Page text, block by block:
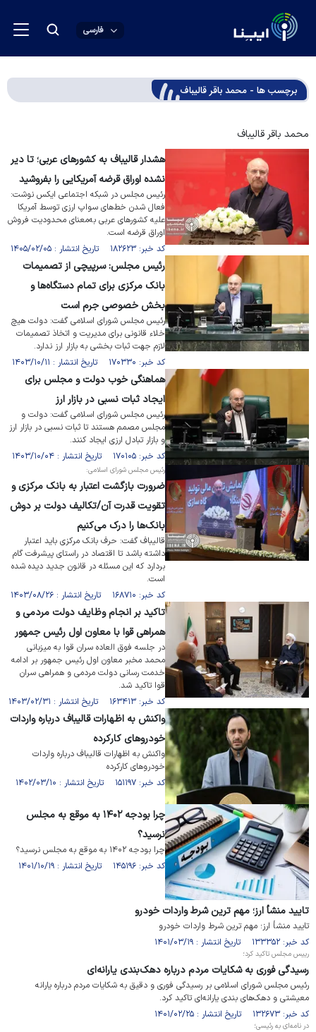
فارسی
برچسب ها - محمد باقر قالیباف
محمد باقر قالیباف
هشدار قالیباف به کشورهای عربی؛ تا دیر
نشده اوراق قرضه آمریکایی را بفروشید
رئیس مجلس در شبکه اجتماعی ایکس نوشت:
فعال شدن خط‌های سواپ ارزی توسط آمریکا
علیه کشورهای عربی به‌معنای محدودیت فروش
اوراق قرضه است.
کد خبر: ۱۸۲۶۲۳ تاریخ انتشار : ۱۴۰۵/۰۲/۰۵
رئیس مجلس: سرپیچی از تصمیمات
بانک مرکزی برای تمام دستگاه‌ها و
بخش خصوصی جرم است
رئیس مجلس شورای اسلامی گفت: دولت هیچ
خلاء قانونی برای مدیریت و اتخاذ تصمیمات
لازم جهت ثبات بخشی به بازار ارز ندارد.
کد خبر: ۱۷۰۳۳۰ تاریخ انتشار : ۱۴۰۳/۱۰/۱۱
هماهنگی خوب دولت و مجلس برای
ایجاد ثبات نسبی در بازار ارز
رئیس مجلس شورای اسلامی گفت: دولت و
مجلس مصمم هستند تا ثبات نسبی در بازار ارز
و بازار تبادل ارزی ایجاد کنند.
کد خبر: ۱۷۰۱۰۵ تاریخ انتشار : ۱۴۰۳/۱۰/۰۴
رئیس مجلس شورای اسلامی:
ضرورت بازگشت اعتبار به بانک مرکزی و
تقویت قدرت آن/تکالیف دولت بر دوش
بانک‌ها را درک می‌کنیم
قالیباف گفت: حرف بانک مرکزی باید اعتبار
داشته باشد تا اقتصاد در راستای پیشرفت گام
بردارد که این مسئله در قانون جدید دیده شده
است.
کد خبر: ۱۶۸۷۱۰ تاریخ انتشار : ۱۴۰۳/۰۸/۲۶
تاکید بر انجام وظایف دولت مردمی و
همراهی قوا با معاون اول رئیس جمهور
در جلسه فوق العاده سران قوا به میزبانی
محمد مخبر معاون اول رئیس جمهور بر ادامه
خدمت رسانی دولت مردمی و همراهی سران
قوا تاکید شد.
کد خبر: ۱۶۳۴۱۳ تاریخ انتشار : ۱۴۰۳/۰۲/۳۱
واکنش به اظهارات قالیباف درباره واردات
خودروهای کارکرده
واکنش به اظهارات قالیباف درباره واردات
خودروهای کارکرده
کد خبر: ۱۵۱۱۹۷ تاریخ انتشار : ۱۴۰۲/۰۳/۱۰
چرا بودجه ۱۴۰۲ به موقع به مجلس
نرسید؟
چرا بودجه ۱۴۰۲ به موقع به مجلس نرسید؟
کد خبر: ۱۴۵۱۹۶ تاریخ انتشار : ۱۴۰۱/۱۰/۱۹
تایید منشأ ارز؛ مهم ترین شرط واردات خودرو
تایید منشأ ارز؛ مهم ترین شرط واردات خودرو
کد خبر: ۱۳۳۳۵۲ تاریخ انتشار : ۱۴۰۱/۰۳/۱۹
رییس مجلس تاکید کرد؛
رسیدگی فوری به شکایات مردم درباره دهک‌بندی یارانه‌ای
رئیس مجلس شورای اسلامی بر رسیدگی فوری و دقیق به شکایات مردم درباره یارانه
معیشتی و دهک‌های بندی یارانه‌ای تاکید کرد.
کد خبر: ۱۳۲۶۷۳ تاریخ انتشار : ۱۴۰۱/۰۲/۲۵
در نامه‌ای به رئیسی؛